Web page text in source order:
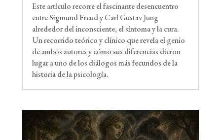
Este artículo recorre el fascinante desencuentro
entre Sigmund Freud y Carl Gustav Jung
alrededor del inconsciente, el síntoma y la cura.
Un recorrido teórico y clínico que revela el genio
de ambos autores y cómo sus diferencias dieron
lugar a uno de los diálogos más fecundos de la
historia de la psicología.